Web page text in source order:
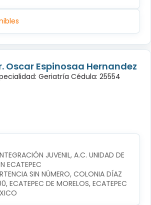
Oscar Espinosaa Hernandez
Geriatría Cédula: 25554
JUVENIL, A.C. UNIDAD DE
ECATEPEC
SIN NÚMERO, COLONIA DÍAZ
ECATEPEC DE MORELOS, ECATEPEC